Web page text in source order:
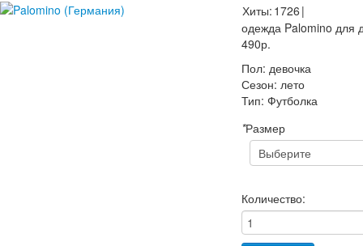
Хиты: 1726 |
одежда Palomino для
490р.
Пол: девочка
Сезон: лето
Тип: Футболка
*Размер
Количество: